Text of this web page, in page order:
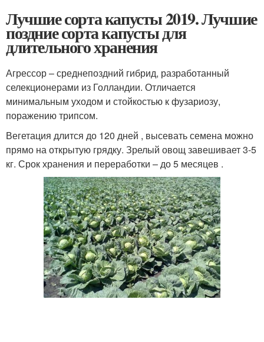
Лучшие сорта капусты 2019. Лучшие
поздние сорта капусты для
длительного хранения
Агрессор – среднепоздний гибрид, разработанный
селекционерами из Голландии. Отличается
минимальным уходом и стойкостью к фузариозу,
поражению трипсом.
Вегетация длится до 120 дней , высевать семена можно
прямо на открытую грядку. Зрелый овощ завешивает 3-5
кг. Срок хранения и переработки – до 5 месяцев .